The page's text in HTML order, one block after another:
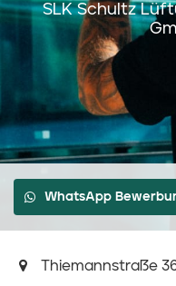
SLK Schultz
WhatsApp
Thiemannstraße